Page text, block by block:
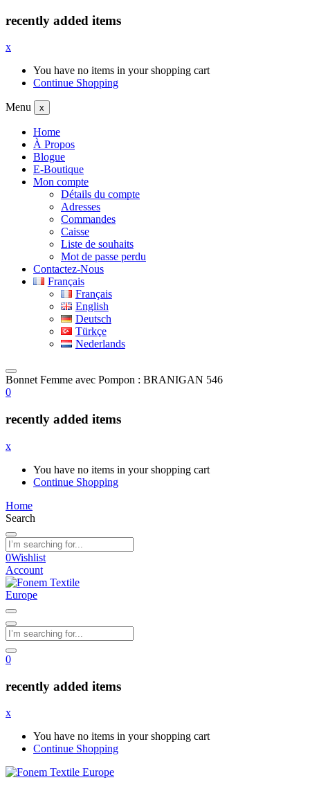
recently added items
x
You have no items in your shopping cart
Continue Shopping
Menu x
Home
À Propos
Blogue
E-Boutique
Mon compte
Détails du compte
Adresses
Commandes
Caisse
Liste de souhaits
Mot de passe perdu
Contactez-Nous
Français
Français
English
Deutsch
Türkçe
Nederlands
Bonnet Femme avec Pompon : BRANIGAN 546
0
recently added items
x
You have no items in your shopping cart
Continue Shopping
Home
Search
0Wishlist
Account
0
recently added items
x
You have no items in your shopping cart
Continue Shopping